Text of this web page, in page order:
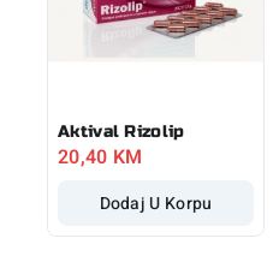
Aktival Rizolip
20,40 KM
Dodaj U Korpu